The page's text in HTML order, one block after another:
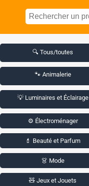
🔍 Tous/toutes
🐾 Animalerie
💡 Luminaires et Éclairage
⚙️ Électroménager
💄 Beauté et Parfum
👗 Mode
🧸 Jeux et Jouets